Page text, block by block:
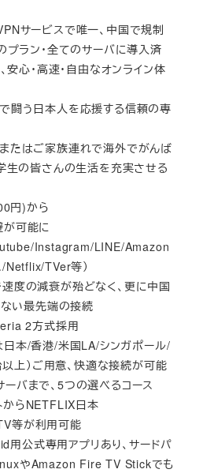
サービスで唯一、中国で規制
ラン・全てのサーバに導入済
安心・高速・自由なオンライン体
闘う日本人を応援する信頼の専
たはご家族連れで海外でがんば
生の皆さんの生活を充実させる
円)から
が可能に
Instagram/LINE/Amazon
TVer等）
度の減衰が殆どなく、更に中国
い最先端の接続
2方式採用
日本/香港/米国LA/シンガポール/
上）ご用意、快適な接続が可能
バまで、5つの選べるコース
からNETFLIX日本
等が利用可能
公式専用アプリあり、サードパ
やAmazon Fire TV Stickでも